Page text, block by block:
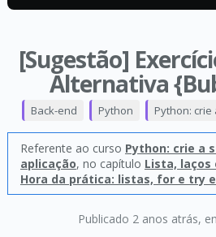
[Sugestão]
Alternativa
Publicado 2 anos atrás,
Back-end Python Python:
Referente ao curso Python: crie a
aplicação, no capítulo Lista, laços
Hora da prática: listas, for e try